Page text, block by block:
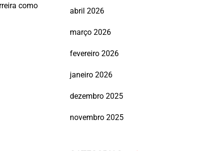
como
abril 2026
março 2026
fevereiro 2026
janeiro 2026
dezembro 2025
novembro 2025